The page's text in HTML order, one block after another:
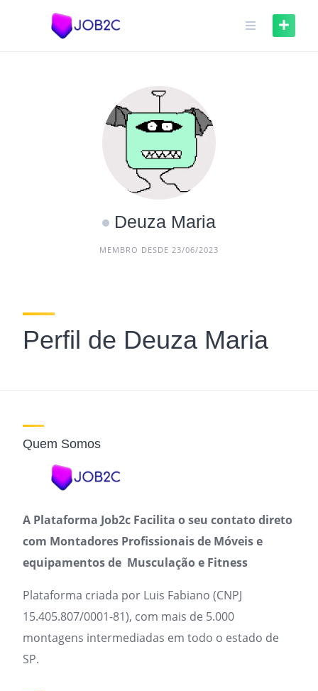
Deuza Maria
MEMBRO DESDE 23/06/2023
Perfil de Deuza Maria
Quem Somos
A Plataforma Job2c Facilita o seu contato direto
com Montadores Profissionais de Móveis e
equipamentos de Musculação e Fitness
Plataforma criada por Luis Fabiano (CNPJ
15.405.807/0001-81), com mais de 5.000
montagens intermediadas em todo o estado de
SP.